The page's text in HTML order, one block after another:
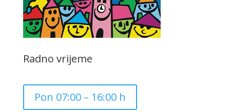
Radno vrijeme
Pon 07:00 – 16:00 h